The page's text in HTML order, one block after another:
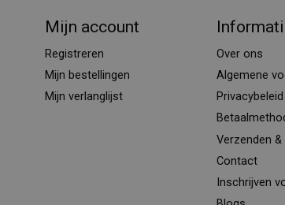
Mijn account
Registreren
Mijn bestellingen
Mijn verlanglijst
Over ons
Algemene
Privacybeleid
Verzenden
Contact
Inschrijven